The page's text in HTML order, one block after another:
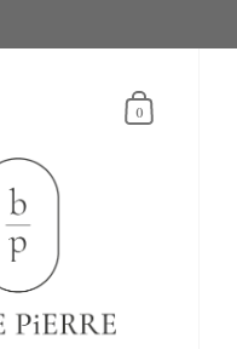
購物車
0